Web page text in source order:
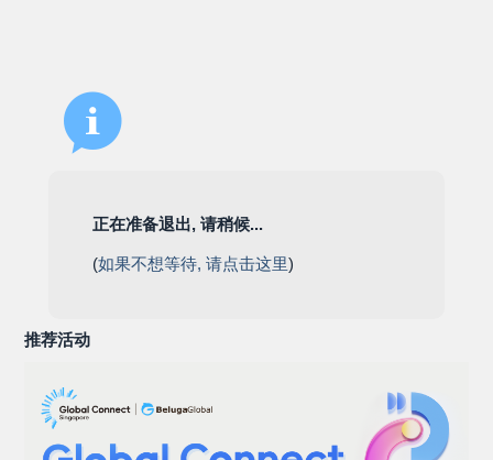
正在准备退出, 请稍候...
(如果不想等待, 请点击这里)
推荐活动